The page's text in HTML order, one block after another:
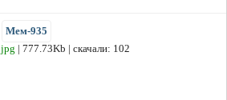
Мем-935
jpg | 777.73Kb | скачали: 102